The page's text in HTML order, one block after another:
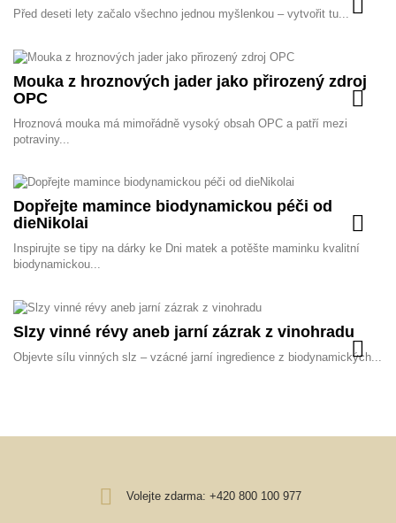
Před deseti lety začalo všechno jednou myšlenkou – vytvořit tu...
Mouka z hroznových jader jako přirozený zdroj
OPC
Hroznová mouka má mimořádně vysoký obsah OPC a patří mezi
potraviny...
Dopřejte mamince biodynamickou péči od
dieNikolai
Inspirujte se tipy na dárky ke Dni matek a potěšte maminku kvalitní
biodynamickou...
Slzy vinné révy aneb jarní zázrak z vinohradu
Objevte sílu vinných slz – vzácné jarní ingredience z biodynamických...
Volejte zdarma: +420 800 100 977